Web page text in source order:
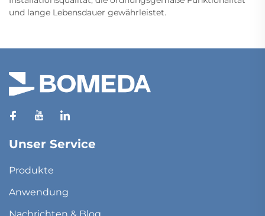
und lange Lebensdauer gewährleistet.
Unser Service
Produkte
Anwendung